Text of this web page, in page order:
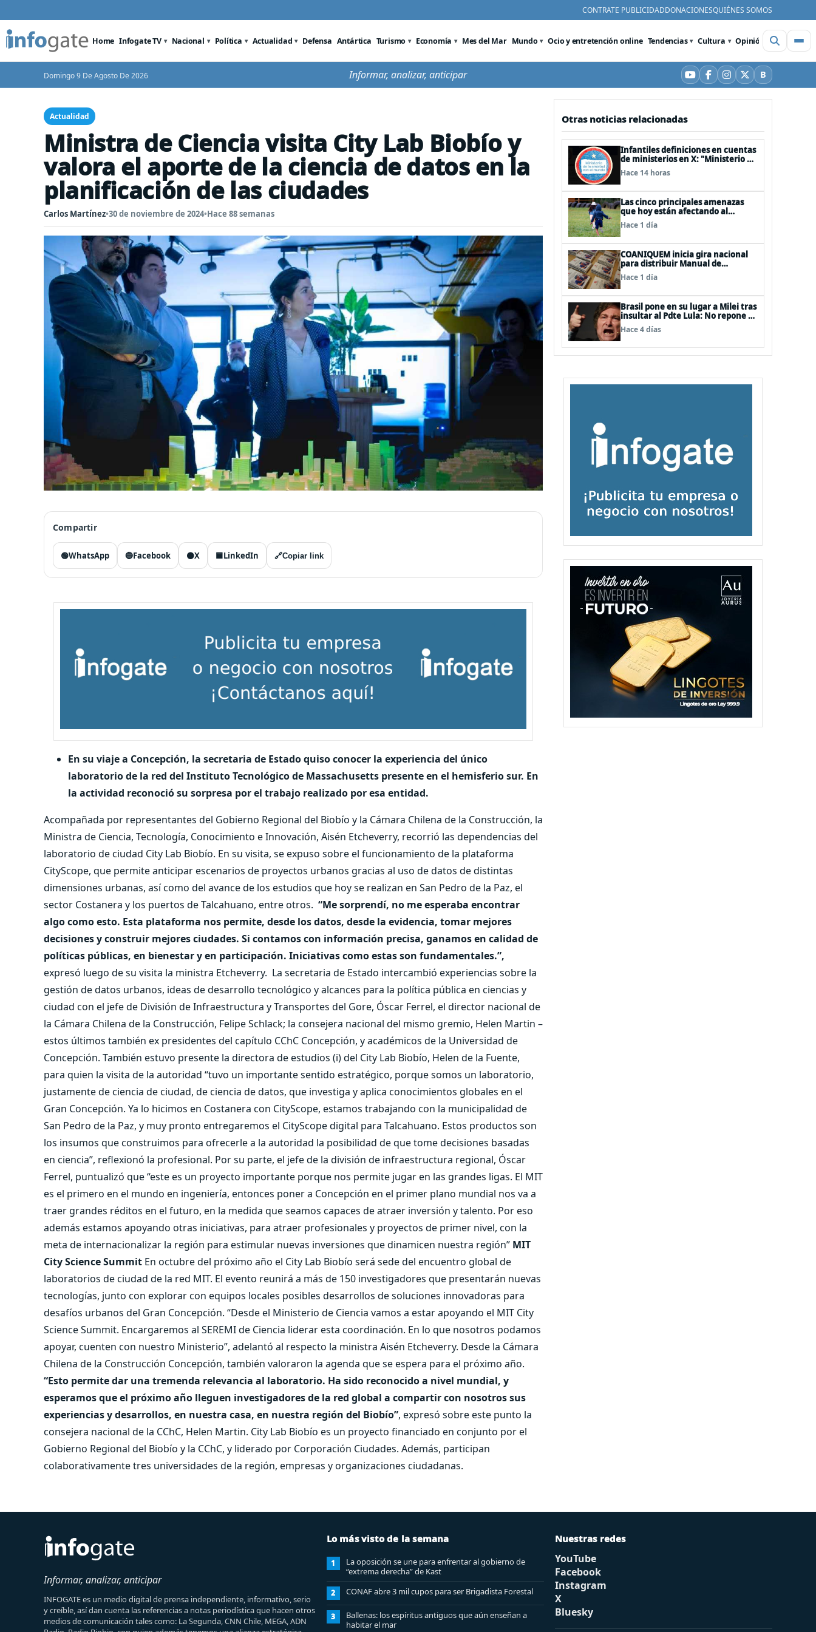
CONTRATE PUBLICIDADDONACIONESQUIÉNES SOMOS
Home Infogate TV Nacional Política Actualidad Defensa Antártica Turismo Economía Mes del Mar Mundo Ocio y entretención online Tendencias Cultura Opinión Videos
Domingo 9 De Agosto De 2026 Informar, analizar, anticipar YouTube
Facebook
Instagram
X BBluesky
Actualidad
Ministra de Ciencia visita City Lab Biobío y
valora el aporte de la ciencia de datos en la
planificación de las ciudades
Carlos Martínez•30 de noviembre de 2024•Hace 88 semanas
Compartir
🟢WhatsApp 🔵Facebook ⚫X 🟦LinkedIn 🔗Copiar link
En su viaje a Concepción, la secretaria de Estado quiso conocer la experiencia del único
laboratorio de la red del Instituto Tecnológico de Massachusetts presente en el hemisferio sur. En
la actividad reconoció su sorpresa por el trabajo realizado por esa entidad.
Acompañada por representantes del Gobierno Regional del Biobío y la Cámara Chilena de la Construcción, la
Ministra de Ciencia, Tecnología, Conocimiento e Innovación, Aisén Etcheverry, recorrió las dependencias del
laboratorio de ciudad City Lab Biobío. En su visita, se expuso sobre el funcionamiento de la plataforma
CityScope, que permite anticipar escenarios de proyectos urbanos gracias al uso de datos de distintas
dimensiones urbanas, así como del avance de los estudios que hoy se realizan en San Pedro de la Paz, el
sector Costanera y los puertos de Talcahuano, entre otros. “Me sorprendí, no me esperaba encontrar
algo como esto. Esta plataforma nos permite, desde los datos, desde la evidencia, tomar mejores
decisiones y construir mejores ciudades. Si contamos con información precisa, ganamos en calidad de
políticas públicas, en bienestar y en participación. Iniciativas como estas son fundamentales.”,
expresó luego de su visita la ministra Etcheverry. La secretaria de Estado intercambió experiencias sobre la
gestión de datos urbanos, ideas de desarrollo tecnológico y alcances para la política pública en ciencias y
ciudad con el jefe de División de Infraestructura y Transportes del Gore, Óscar Ferrel, el director nacional de
la Cámara Chilena de la Construcción, Felipe Schlack; la consejera nacional del mismo gremio, Helen Martin –
estos últimos también ex presidentes del capítulo CChC Concepción, y académicos de la Universidad de
Concepción. También estuvo presente la directora de estudios (i) del City Lab Biobío, Helen de la Fuente,
para quien la visita de la autoridad “tuvo un importante sentido estratégico, porque somos un laboratorio,
justamente de ciencia de ciudad, de ciencia de datos, que investiga y aplica conocimientos globales en el
Gran Concepción. Ya lo hicimos en Costanera con CityScope, estamos trabajando con la municipalidad de
San Pedro de la Paz, y muy pronto entregaremos el CityScope digital para Talcahuano. Estos productos son
los insumos que construimos para ofrecerle a la autoridad la posibilidad de que tome decisiones basadas
en ciencia”, reflexionó la profesional. Por su parte, el jefe de la división de infraestructura regional, Óscar
Ferrel, puntualizó que “este es un proyecto importante porque nos permite jugar en las grandes ligas. El MIT
es el primero en el mundo en ingeniería, entonces poner a Concepción en el primer plano mundial nos va a
traer grandes réditos en el futuro, en la medida que seamos capaces de atraer inversión y talento. Por eso
además estamos apoyando otras iniciativas, para atraer profesionales y proyectos de primer nivel, con la
meta de internacionalizar la región para estimular nuevas inversiones que dinamicen nuestra región” MIT
City Science Summit En octubre del próximo año el City Lab Biobío será sede del encuentro global de
laboratorios de ciudad de la red MIT. El evento reunirá a más de 150 investigadores que presentarán nuevas
tecnologías, junto con explorar con equipos locales posibles desarrollos de soluciones innovadoras para
desafíos urbanos del Gran Concepción. “Desde el Ministerio de Ciencia vamos a estar apoyando el MIT City
Science Summit. Encargaremos al SEREMI de Ciencia liderar esta coordinación. En lo que nosotros podamos
apoyar, cuenten con nuestro Ministerio”, adelantó al respecto la ministra Aisén Etcheverry. Desde la Cámara
Chilena de la Construcción Concepción, también valoraron la agenda que se espera para el próximo año.
“Esto permite dar una tremenda relevancia al laboratorio. Ha sido reconocido a nivel mundial, y
esperamos que el próximo año lleguen investigadores de la red global a compartir con nosotros sus
experiencias y desarrollos, en nuestra casa, en nuestra región del Biobío”, expresó sobre este punto la
consejera nacional de la CChC, Helen Martin. City Lab Biobío es un proyecto financiado en conjunto por el
Gobierno Regional del Biobío y la CChC, y liderado por Corporación Ciudades. Además, participan
colaborativamente tres universidades de la región, empresas y organizaciones ciudadanas.
Otras noticias relacionadas
Infantiles definiciones en cuentas
de ministerios en X: "Ministerio de
Cuidar la Plata", "Ministerio de la
amistad..."
Hace 14 horas
Las cinco principales amenazas
que hoy están afectando al
desarrollo de los niños en Chile
Hace 1 día
COANIQUEM inicia gira nacional
para distribuir Manual de
Quemaduras a profesionales de la
salud
Hace 1 día
Brasil pone en su lugar a Milei tras
insultar al Pdte Lula: No repone al
embajador en BBSS y rebaja la
relación bilateral
Hace 4 días
Informar, analizar, anticipar
INFOGATE es un medio digital de prensa independiente, informativo, serio
y creíble, así dan cuenta las referencias a notas periodística que hacen otros
medios de comunicación tales como: La Segunda, CNN Chile, MEGA, ADN
Lo más visto de la semana
1
La oposición se une para enfrentar al gobierno de
“extrema derecha” de Kast
2 CONAF abre 3 mil cupos para ser Brigadista Forestal
3
Ballenas: los espíritus antiguos que aún enseñan a
habitar el mar
Nuestras redes
YouTube
Facebook
Instagram
X
Bluesky